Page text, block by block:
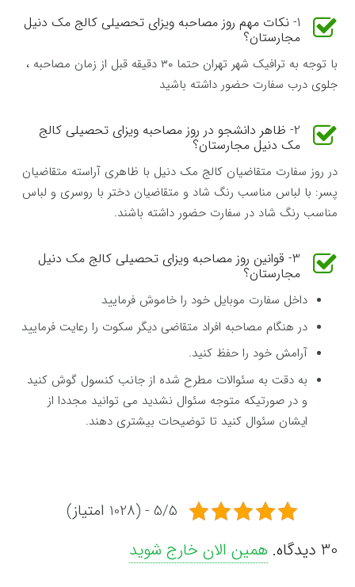
1- نکات مهم روز مصاحبه ویزای تحصیلی کالج مک دنیل
مجارستان؟
با توجه به ترافیک شهر تهران حتما ۳۰ دقیقه قبل از زمان مصاحبه ،
جلوی درب سفارت حضور داشته باشید
2- ظاهر دانشجو در روز مصاحبه ویزای تحصیلی کالج
مک دنیل مجارستان؟
در روز سفارت متقاضیان کالج مک دنیل با ظاهری آراسته متقاضیان
پسر: با لباس مناسب رنگ شاد و متقاضیان دختر با روسری و لباس
مناسب رنگ شاد در سفارت حضور داشته باشند.
3- قوانین روز مصاحبه ویزای تحصیلی کالج مک دنیل
مجارستان؟
داخل سفارت موبایل خود را خاموش فرمایید
در هنگام مصاحبه افراد متقاضی دیگر سکوت را رعایت فرمایید
آرامش خود را حفظ کنید.
به دقت به سئوالات مطرح شده از جانب کنسول گوش کنید
و در صورتیکه متوجه سئوال نشدید می توانید مجددا از
ایشان سئوال کنید تا توضیحات بیشتری دهند.
5/5 - (1028 امتیاز)
30 دیدگاه. همین الان خارج شوید